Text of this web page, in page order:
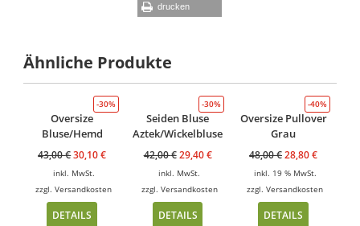
drucken
Ähnliche Produkte
-30%
Oversize
Bluse/Hemd
43,00€30,10€
inkl. MwSt.
zzgl.Versandkosten
DETAILS
-30%
Seiden Bluse
Aztek/Wickelbluse
42,00€ 29,40€
inkl. MwSt.
zzgl. Versandkosten
DETAILS
-40%
Oversize Pullover
Grau
48,00€28,80€
inkl. 19 % MwSt.
zzgl.Versandkosten
DETAILS